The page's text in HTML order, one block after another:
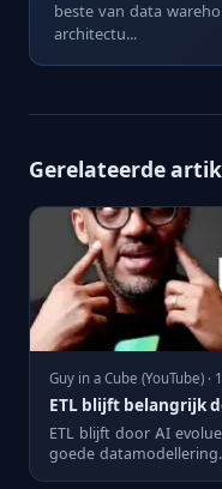
beste van data
architectu...
Gerelateerde
Guy in a Cube (YouTube) ·
ETL blijft belangrijk
ETL blijft door AI
goede datamodellering.